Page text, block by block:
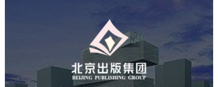
北京出版集团
文化艺术 集团官网 品牌官网
集团网站建设
集团网站建设公司
网站建设